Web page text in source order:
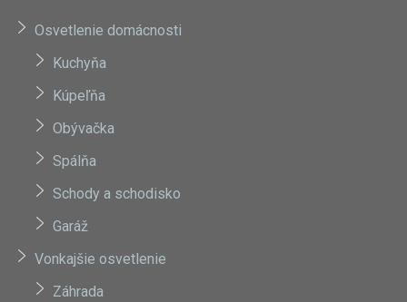
Osvetlenie domácnosti
Kuchyňa
Kúpeľňa
Obývačka
Spálňa
Schody a schodisko
Garáž
Vonkajšie osvetlenie
Záhrada